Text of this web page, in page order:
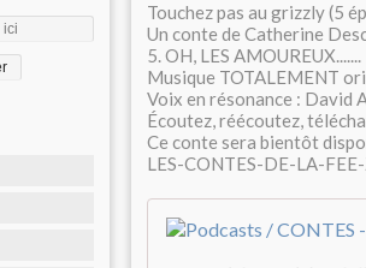
Touchez pas au grizzly (5
Un conte de Catherine
5. OH, LES AMOUREUX.......
Musique TOTALEMENT
Voix en résonance : David
Écoutez, réécoutez,
Ce conte sera bientôt
LES-CONTES-DE-LA-